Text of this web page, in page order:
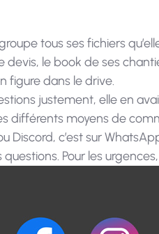
tous ses fichiers
devis, le book de ses
figure dans le drive.
justement, elle en
différents moyens de
Discord, c’est sur
questions. Pour les